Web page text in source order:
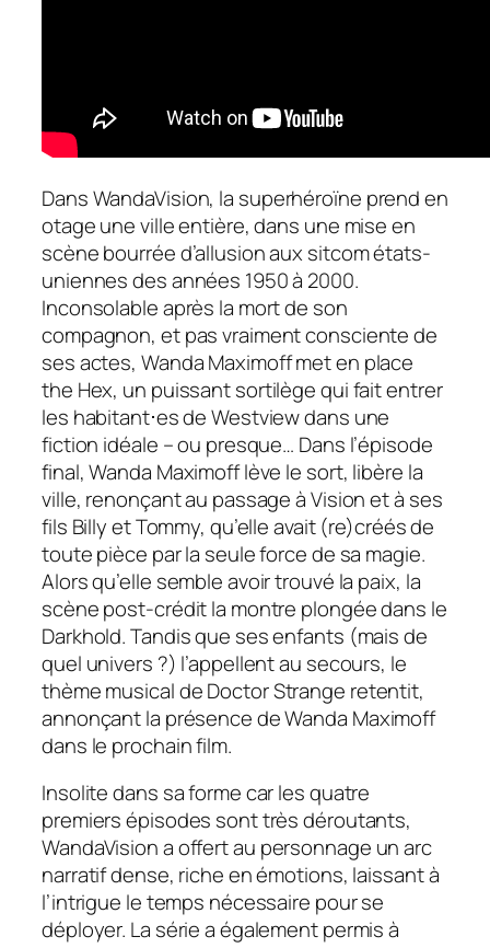
DansWandaVision, la superhéroïne prend en
otage une ville entière, dans une mise en
scène bourrée d’allusion aux sitcom états-
uniennes des années 1950 à 2000.
Inconsolable après la mort de son
compagnon, et pas vraiment consciente de
ses actes, Wanda Maximoff met en place
the Hex, un puissant sortilège qui fait entrer
les habitant⋅es de Westview dans une
fiction idéale – ou presque… Dans l’épisode
final, Wanda Maximoff lève le sort, libère la
ville, renonçant au passage à Vision et à ses
fils Billy et Tommy, qu’elle avait (re)créés de
toute pièce par la seule force de sa magie.
Alors qu’elle semble avoir trouvé la paix, la
scène post-crédit la montre plongée dans le
Darkhold. Tandis que ses enfants (mais de
quel univers ?) l’appellent au secours, le
thème musical deDoctor Strange retentit,
annonçant la présence de Wanda Maximoff
dans le prochain film.
Insolite dans sa forme car les quatre
premiers épisodes sont très déroutants,
WandaVisiona offert au personnage un arc
narratif dense, riche en émotions, laissant à
l’intrigue le temps nécessaire pour se
déployer. La série a également permis à